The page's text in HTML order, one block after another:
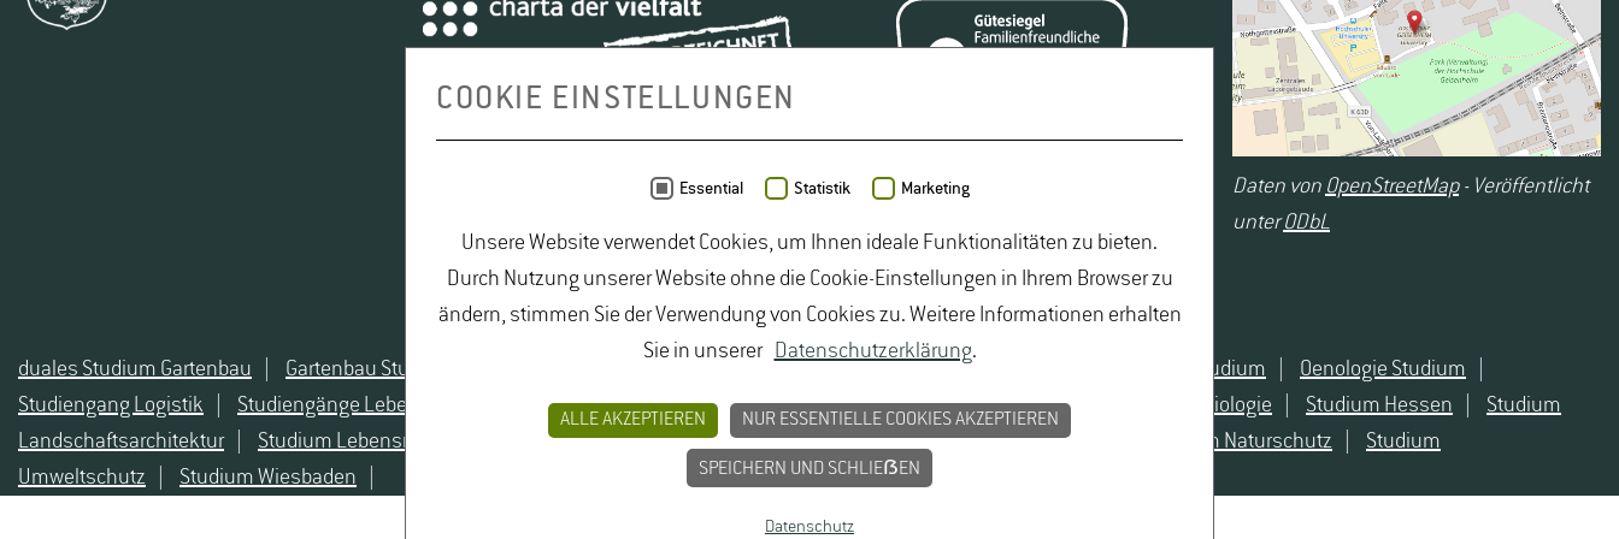
Seit 1998 ist er für die Alumniarbeit auf dem Campus Geisenheim ehrenamtlich tätig. Zunächst als Geschäftsführer, seit 2008 als Präsident der VEG – Geisenheim Alumni
Association e.V. , mit aktuell 3.050 Mitgliedern. Er ist Vize-Präsident des Bundes Deutscher Oenologen e.V., Chefredakteur der Zeitschrift „Der Oenologe“, Präsident der
Deutschen Fußballnationalmannschaft der Winzer – WEINELF (WEINELF Deutschland e.V.), Präsident der UENFW - Union of European national football teams of winemakers e.V.
und 2. Vorsitzender des Vereins zur Förderung der Weinkultur e.V.
Er iniitierte 2008 die Gründung der Campus Geisenheim GmbH und war einige Jahre deren Geschäftsführer.
Daten von OpenStreetMap- Veröffentlicht
unterODbL
duales Studium Gartenbau Gartenbau Studium Lebensmittelsicherheit Studium Naturschutz Studium Oenologie Studium
Studiengang Logistik
Studiengänge Lebensmittel Studiengänge Natur| Studiengänge Umweltschutz|Studium angewandte Biologie Studium Hessen
Studium
Landschaftsarchitektur| Studium Lebensmittel Studium Lebensmittelsicherheit|Studium Logistik|Studium Natur Studium Naturschutz
Studium
Umweltschutz
Studium Wiesbaden
COOKIE EINSTELLUNGEN
Essential Statistik Marketing
Unsere Website verwendet Cookies, um Ihnen ideale Funktionalitäten zu bieten.
Durch Nutzung unserer Website ohne die Cookie-Einstellungen in Ihrem Browser zu
ändern, stimmen Sie der Verwendung von Cookies zu. Weitere Informationen erhalten
Sie in unserer Datenschutzerklärung.
ALLE AKZEPTIEREN NUR ESSENTIELLE COOKIES AKZEPTIEREN
SPEICHERN UND SCHLIEẞEN
Datenschutz